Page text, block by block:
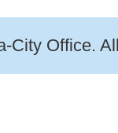
City Office.